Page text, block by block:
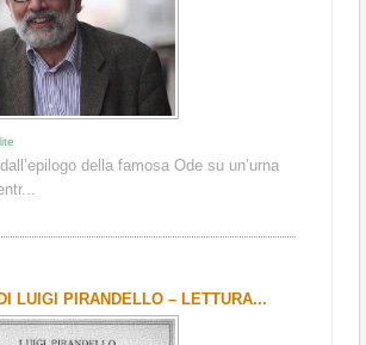
della famosa Ode su un’urna
LUIGI PIRANDELLO – LETTURA...